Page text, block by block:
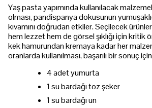
Yaş pasta yapımında kullanılacak
olması, pandispanya dokusunun
kıvamını doğrudan etkiler. Seçilecek
hem lezzet hem de görsel şıklığı için kritik
kek hamurundan kremaya kadar her
oranlarda kullanılması, başarılı bir sonuç
4 adet yumurta
1 su bardağı toz şeker
1 su bardağı un